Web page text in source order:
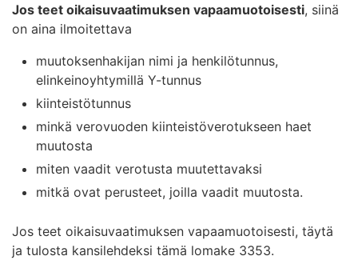
Jos teet oikaisuvaatimuksen vapaamuotoisesti, siinä
on aina ilmoitettava
muutoksenhakijan nimi ja henkilötunnus,
elinkeinoyhtymillä Y-tunnus
kiinteistötunnus
minkä verovuoden kiinteistöverotukseen haet
muutosta
miten vaadit verotusta muutettavaksi
mitkä ovat perusteet, joilla vaadit muutosta.
Jos teet oikaisuvaatimuksen vapaamuotoisesti, täytä
ja tulosta kansilehdeksi tämä lomake 3353.